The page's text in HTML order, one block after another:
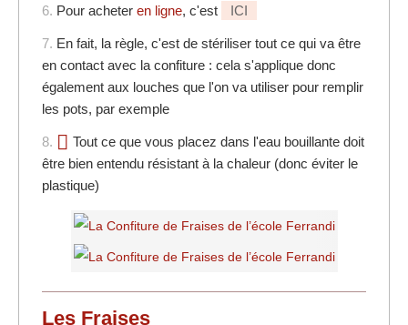
6. Pour acheter en ligne, c'est ICI
7. En fait, la règle, c'est de stériliser tout ce qui va être
en contact avec la confiture : cela s'applique donc
également aux louches que l'on va utiliser pour remplir
les pots, par exemple
8.
Tout ce que vous placez dans l'eau bouillante doit
être bien entendu résistant à la chaleur (donc éviter le
plastique)
Les Fraises